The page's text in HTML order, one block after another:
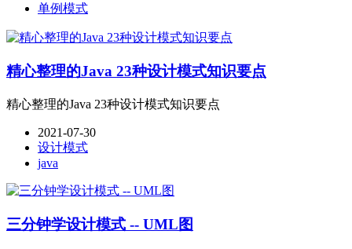
单例模式
精心整理的Java 23种设计模式知识要点
精心整理的Java 23种设计模式知识要点
2021-07-30
设计模式
java
三分钟学设计模式 -- UML图